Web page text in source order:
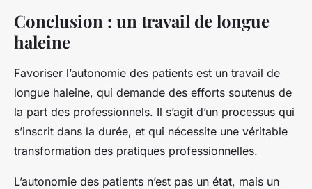
Conclusion : un travail de longue
haleine
Favoriser l’autonomie des patients est un travail de
longue haleine, qui demande des efforts soutenus de
la part des professionnels. Il s’agit d’un processus qui
s’inscrit dans la durée, et qui nécessite une véritable
transformation des pratiques professionnelles.
L’autonomie des patients n’est pas un état, mais un